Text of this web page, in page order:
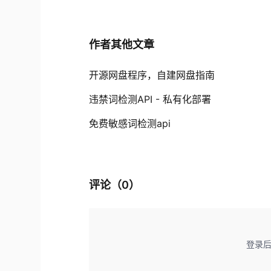
作者其他文章
开源网盘程序，自建网盘指南
违禁词检测API - 私有化部署
免费敏感词检测api
评论（0）
登录